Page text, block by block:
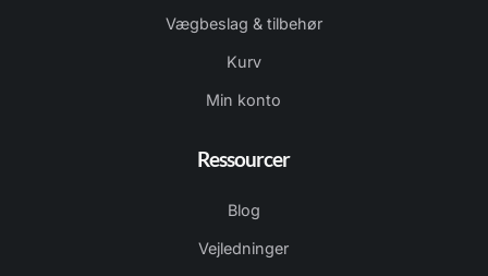
Vægbeslag & tilbehør
Kurv
Min konto
Ressourcer
Blog
Vejledninger